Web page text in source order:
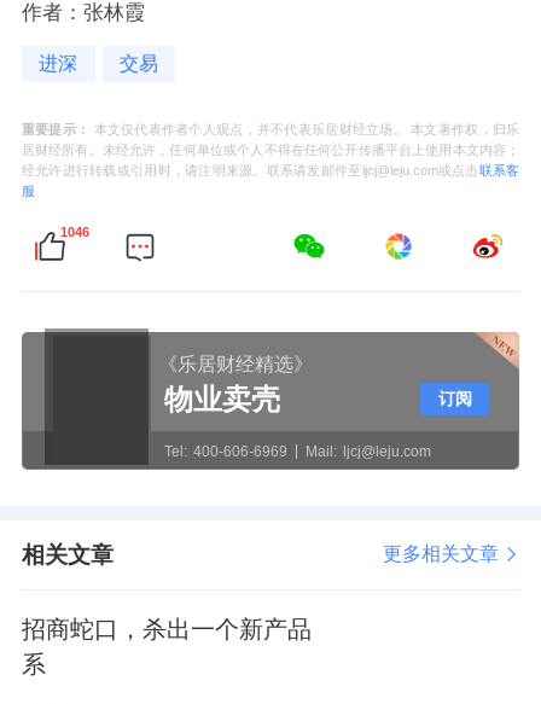
作者：张林霞
进深 交易
重要提示：
本文仅代表作者个人观点，并不代表乐居财经立场。 本文著作权，归乐
居财经所有。未经允许，任何单位或个人不得在任何公开传播平台上使用本文内容；
经允许进行转载或引用时，请注明来源。联系请发邮件至ljcj@leju.com或点击联系客
服
1046
《乐居财经精选》
物业卖壳
Tel: 400-606-6969 Mail: ljcj@leju.com
订阅
相关文章 更多相关文章
招商蛇口，杀出一个新产品
系